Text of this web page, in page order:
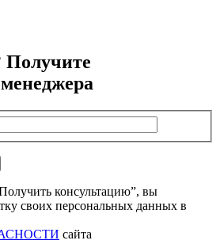
Получите
консультацию”, вы
своих персональных данных в
сайта